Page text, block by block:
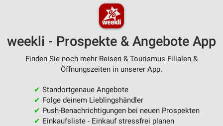
weekli - Prospekte & Angebote App
Finden Sie noch mehr Reisen & Tourismus Filialen &
Öffnungszeiten in unserer App.
✔ Standortgenaue Angebote
✔ Folge deinem Lieblingshändler
✔ Push-Benachrichtigungen bei neuen Prospekten
✔ Einkaufsliste - Einkauf stressfrei planen